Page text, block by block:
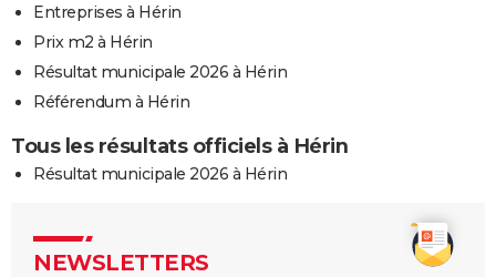
Entreprises à Hérin
Prix m2 à Hérin
Résultat municipale 2026 à Hérin
Référendum à Hérin
Tous les résultats officiels à Hérin
Résultat municipale 2026 à Hérin
NEWSLETTERS